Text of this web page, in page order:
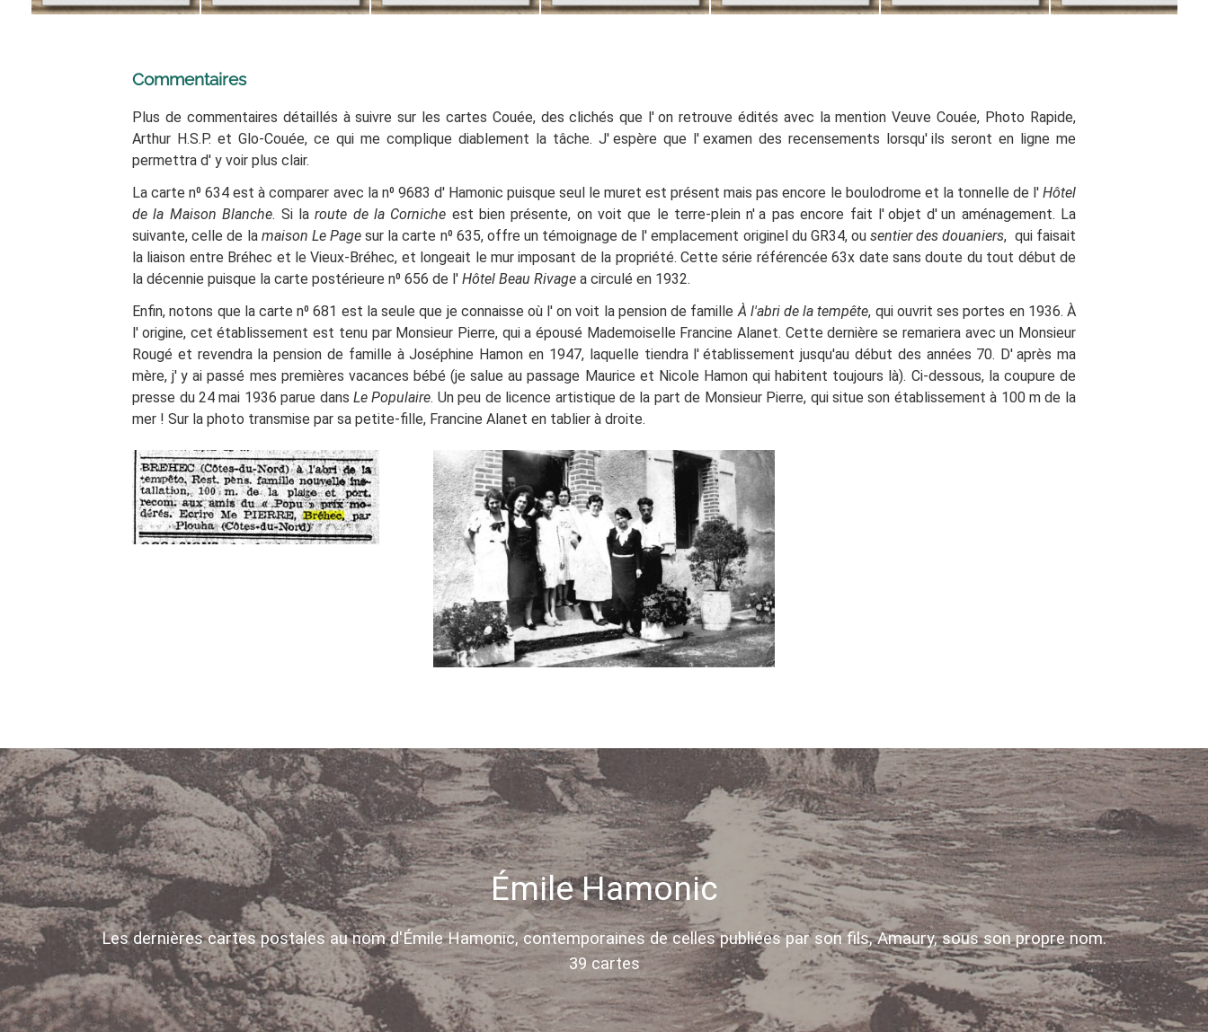
Commentaires
Plus de commentaires détaillés à suivre sur les cartes Couée, des clichés que l' on retrouve édités avec la mention Veuve Couée, Photo Rapide,
Arthur H.S.P. et Glo-Couée, ce qui me complique diablement la tâche. J' espère que l' examen des recensements lorsqu' ils seront en ligne me
permettra d' y voir plus clair.
La carte n⁰ 634 est à comparer avec la n⁰ 9683 d' Hamonic puisque seul le muret est présent mais pas encore le boulodrome et la tonnelle de l' Hôtel
de la Maison Blanche. Si laroute de la Corniche est bien présente, on voit que le terre-plein n' a pas encore fait l' objet d' un aménagement. La
suivante, celle de la maison Le Pagesur la carte n⁰ 635, offre un témoignage de l' emplacement originel du GR34, ousentier des douaniers, qui faisait
la liaison entre Bréhec et le Vieux-Bréhec, et longeait le mur imposant de la propriété. Cette série référencée 63x date sans doute du tout début de
la décennie puisque la carte postérieure n⁰ 656 de l' Hôtel Beau Rivage a circulé en 1932.
Enfin, notons que la carte n⁰ 681 est la seule que je connaisse où l' on voit la pension de famille À l'abri de la tempête, qui ouvrit ses portes en 1936. À
l' origine, cet établissement est tenu par Monsieur Pierre, qui a épousé Mademoiselle Francine Alanet. Cette dernière se remariera avec un Monsieur
Rougé et revendra la pension de famille à Joséphine Hamon en 1947, laquelle tiendra l' établissement jusqu'au début des années 70. D' après ma
mère, j' y ai passé mes premières vacances bébé (je salue au passage Maurice et Nicole Hamon qui habitent toujours là). Ci-dessous, la coupure de
presse du 24 mai 1936 parue dans Le Populaire. Un peu de licence artistique de la part de Monsieur Pierre, qui situe son établissement à 100 m de la
mer ! Sur la photo transmise par sa petite-fille, Francine Alanet en tablier à droite.
Émile Hamonic
Les dernières cartes postales au nom d'Émile Hamonic, contemporaines de celles publiées par son fils, Amaury, sous son propre nom.
39 cartes